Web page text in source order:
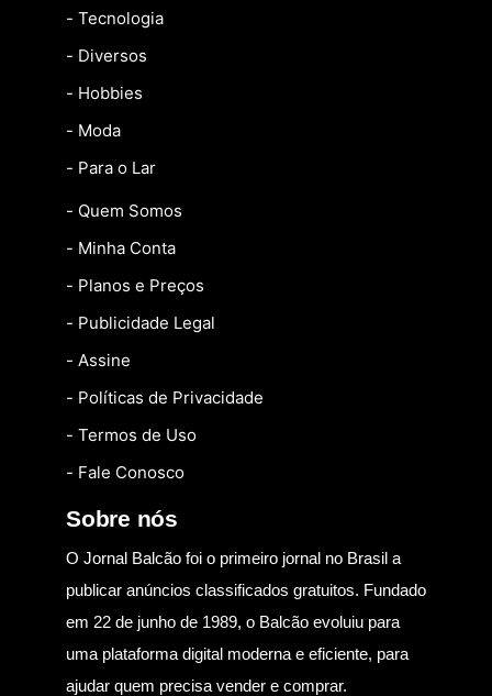
- Tecnologia
- Diversos
- Hobbies
- Moda
- Para o Lar
- Quem Somos
- Minha Conta
- Planos e Preços
- Publicidade Legal
- Assine
- Políticas de Privacidade
- Termos de Uso
- Fale Conosco
Sobre nós
O Jornal Balcão foi o primeiro jornal no Brasil a
publicar anúncios classificados gratuitos. Fundado
em 22 de junho de 1989, o Balcão evoluiu para
uma plataforma digital moderna e eficiente, para
ajudar quem precisa vender e comprar.